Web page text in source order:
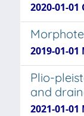
2020-01-
2019-01-
Plio-
and
2021-01-